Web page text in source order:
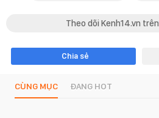
Theo dõi Kenh14.vn trên
Chia sẻ
CÙNG MỤC ĐANG HOT